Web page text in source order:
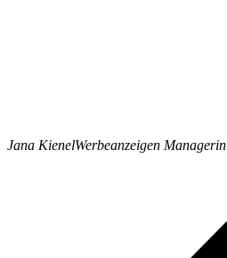
Jana KienelWerbeanzeigen Managerin